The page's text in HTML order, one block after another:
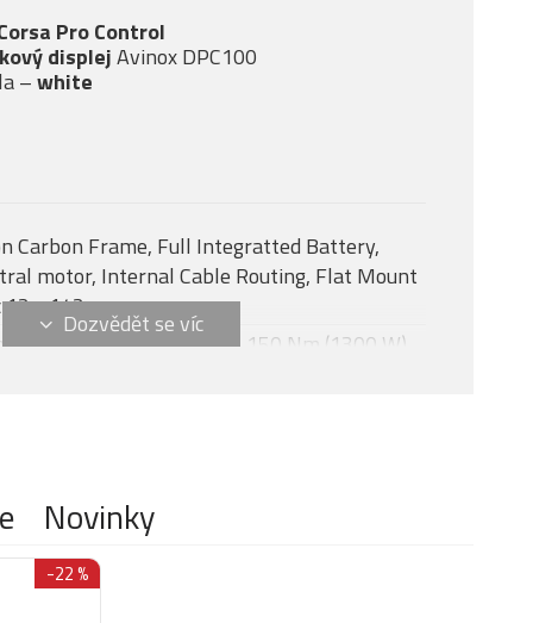
Pro Control
displejAvinox DPC100
–white
Carbon Frame, Full Integratted Battery,
motor, Internal Cable Routing, Flat Mount
12 x 142 mm
M2S, 130 Nm + boost - 150 Nm (1300 W)
12A Fast Charger
Carbon Disc Fork, Internal Cable Routing,
Novinky
-22 %